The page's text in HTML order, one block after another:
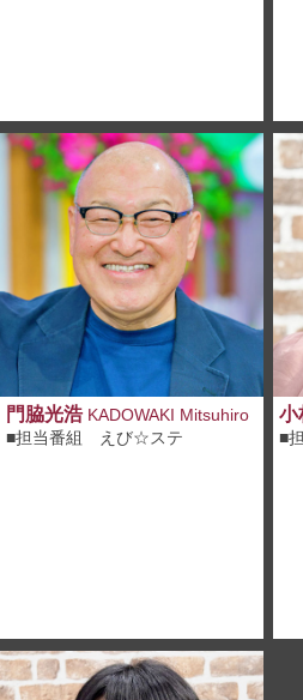
門脇光浩KADOWAKI Mitsuhiro
■担当番組 えび☆ステ
小
■